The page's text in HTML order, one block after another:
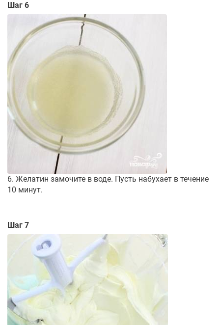
Шаг 6
6. Желатин замочите в воде. Пусть набухает в течение
10 минут.
Шаг 7